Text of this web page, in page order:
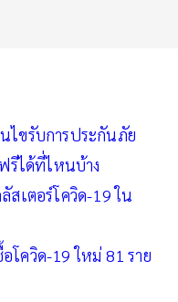
ไขรับการประกันภัย
รีได้ที่ไหนบ้าง
สเตอร์โควิด-19 ใน
ควิด-19 ใหม่ 81 ราย